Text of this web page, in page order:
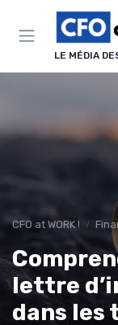
LE MÉDIA
CFO at WORK !
lettre
dans les
Panneau de